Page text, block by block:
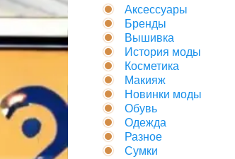
Аксессуары
Бренды
Вышивка
История моды
Косметика
Макияж
Новинки моды
Обувь
Одежда
Разное
Сумки